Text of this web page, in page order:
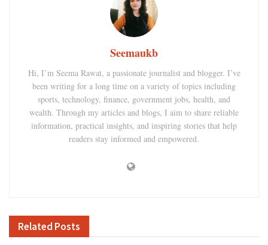
Seemaukb
Hi, I’m Seema Rawat, a passionate journalist and blogger. I’ve
been writing for a long time on a variety of topics including
sports, technology, finance, government jobs, health, and
wealth. Through my articles and blogs, I aim to share reliable
information, practical insights, and inspiring stories that help
readers stay informed and empowered.
Related Posts